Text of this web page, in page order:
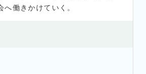
働きかけていく。